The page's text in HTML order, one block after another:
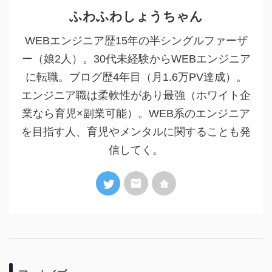
ふわふわしょうちゃん
WEBエンジニア歴15年の半シングルファーザ
ー（娘2人）。30代未経験からWEBエンジニア
に転職。ブログ歴4年目（月1.6万PV達成）。
エンジニア職は柔軟性があり最強（ホワイト企
業なら育児×副業可能）。WEB系のエンジニア
を目指す人、育児やメンタルに関することも発
信してく。